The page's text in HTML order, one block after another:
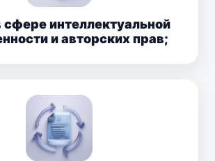
интеллектуальной
и авторских прав;